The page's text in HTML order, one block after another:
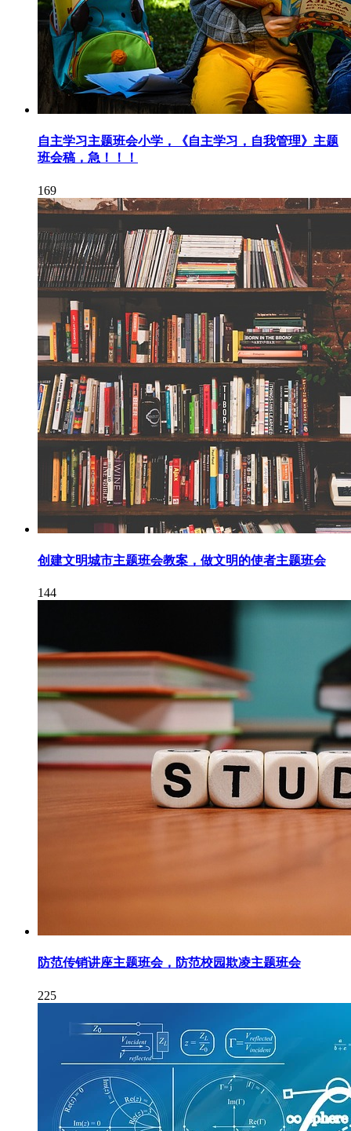
自主学习主题班会小学，《自主学习，自我管理》主题
班会稿，急！！！
169
创建文明城市主题班会教案，做文明的使者主题班会
144
防范传销讲座主题班会，防范校园欺凌主题班会
225